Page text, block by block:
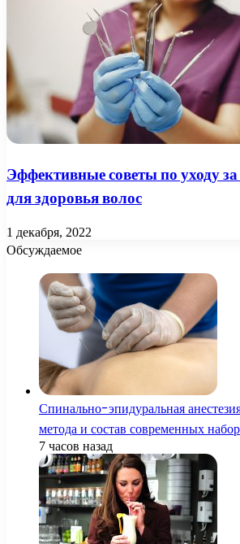
Эффективные советы по уходу
для здоровья волос
1 декабря, 2022
Обсуждаемое
Спинально-эпидуральная
метода и состав современных
7 часов назад